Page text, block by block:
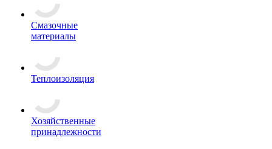
Смазочные
материалы
Теплоизоляция
Хозяйственные
принадлежности